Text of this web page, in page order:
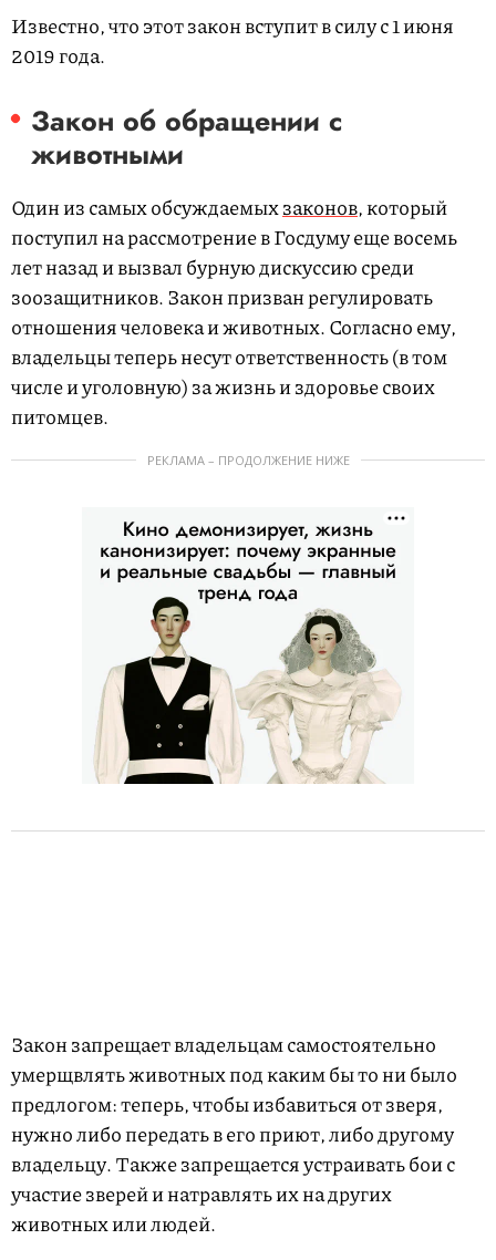
Известно, что этот закон вступит в силу с 1 июня
2019 года.
Закон об обращении с
животными
Один из самых обсуждаемыхзаконов, который
поступил на рассмотрение в Госдуму еще восемь
лет назад и вызвал бурную дискуссию среди
зоозащитников. Закон призван регулировать
отношения человека и животных. Согласно ему,
владельцы теперь несут ответственность (в том
числе и уголовную) за жизнь и здоровье своих
питомцев.
РЕКЛАМА – ПРОДОЛЖЕНИЕ НИЖЕ
Закон запрещает владельцам самостоятельно
умерщвлять животных под каким бы то ни было
предлогом: теперь, чтобы избавиться от зверя,
нужно либо передать в его приют, либо другому
владельцу. Также запрещается устраивать бои с
участие зверей и натравлять их на других
животных или людей.